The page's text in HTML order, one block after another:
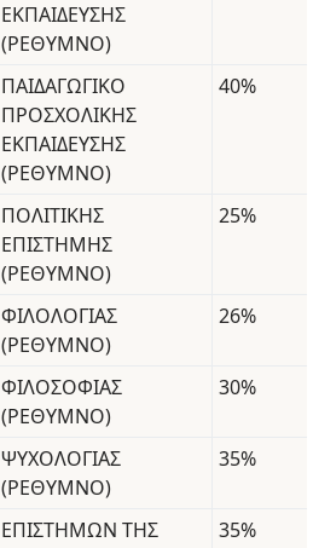
ΕΚΠΑΙΔΕΥΣΗΣ
(ΡΕΘΥΜΝΟ)
ΠΑΙΔΑΓΩΓΙΚΟ
ΠΡΟΣΧΟΛΙΚΗΣ
ΕΚΠΑΙΔΕΥΣΗΣ
(ΡΕΘΥΜΝΟ)
40%
ΠΟΛΙΤΙΚΗΣ
ΕΠΙΣΤΗΜΗΣ
(ΡΕΘΥΜΝΟ)
25%
ΦΙΛΟΛΟΓΙΑΣ
(ΡΕΘΥΜΝΟ)
26%
ΦΙΛΟΣΟΦΙΑΣ
(ΡΕΘΥΜΝΟ)
30%
ΨΥΧΟΛΟΓΙΑΣ
(ΡΕΘΥΜΝΟ)
35%
ΕΠΙΣΤΗΜΩΝ ΤΗΣ
35%